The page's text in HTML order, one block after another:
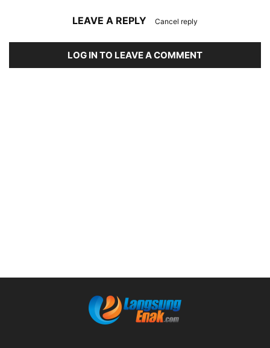
LEAVE A REPLY Cancel reply
LOG IN TO LEAVE A COMMENT